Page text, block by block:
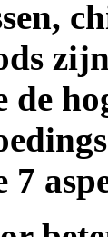
de
7